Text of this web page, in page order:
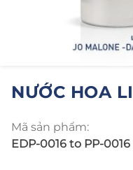
NƯỚC HOA
Mã sản phẩm:
EDP-0016 to PP-0016